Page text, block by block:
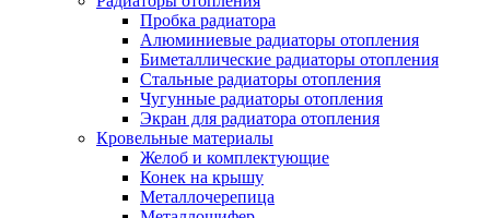
Пробка радиатора
Алюминиевые радиаторы отопления
Биметаллические радиаторы отопления
Стальные радиаторы отопления
Чугунные радиаторы отопления
Экран для радиатора отопления
Кровельные материалы
Желоб и комплектующие
Конек на крышу
Металлочерепица